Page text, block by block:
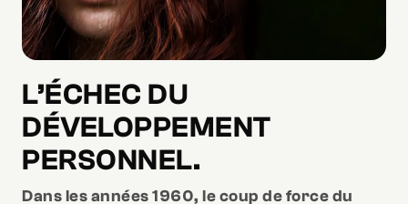
L’ÉCHEC DU
DÉVELOPPEMENT
PERSONNEL.
Dans les années 1960, le coup de force du